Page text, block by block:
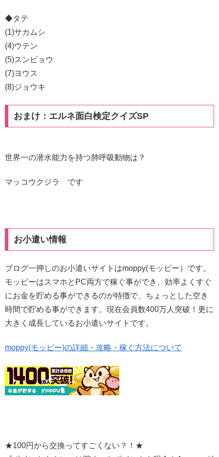
◆タテ
(1)サカムシ
(4)ウテン
(5)スンピョウ
(7)ヨウス
(8)ジョウキ
おまけ：エルネ面白検定クイズSP
世界一の潜水能力を持つ肺呼吸動物は？
マッコウクジラ です
お小遣い情報
ブログ一押しのお小遣いサイトはmoppy(モッピー）です。
モッピーはスマホとPC両方で稼ぐ事ができ、効率よくすぐ
にお金を貯める事ができるのが特徴で、ちょっとした空き
時間で貯める事ができます。現在会員数400万人突破！更に
大きく成長しているお小遣いサイトです。
moppy(モッピー)の詳細・攻略・稼ぐ方法について
★100円から交換ってすごくない？！★